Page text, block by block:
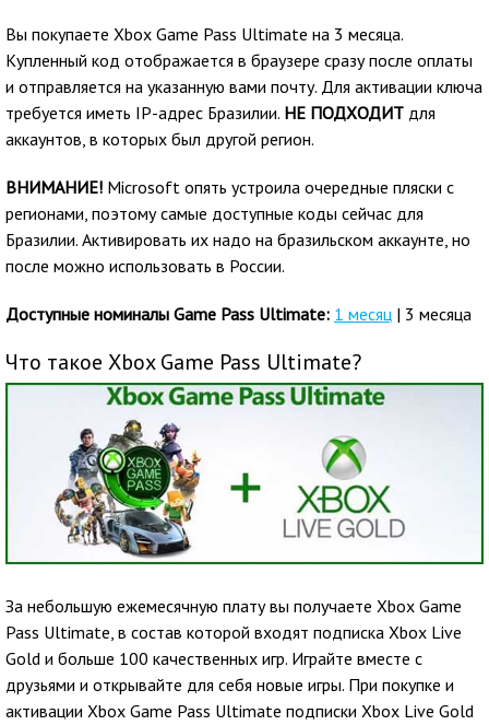
Вы покупаете Xbox Game Pass Ultimate на 3 месяца.
Купленный код отображается в браузере сразу после оплаты
и отправляется на указанную вами почту. Для активации ключа
требуется иметь IP-адрес Бразилии. НЕ ПОДХОДИТ для
аккаунтов, в которых был другой регион.
ВНИМАНИЕ! Microsoft опять устроила очередные пляски с
регионами, поэтому самые доступные коды сейчас для
Бразилии. Активировать их надо на бразильском аккаунте, но
после можно использовать в России.
Доступные номиналы Game Pass Ultimate: 1 месяц | 3 месяца
Что такое Xbox Game Pass Ultimate?
За небольшую ежемесячную плату вы получаете Xbox Game
Pass Ultimate, в состав которой входят подписка Xbox Live
Gold и больше 100 качественных игр. Играйте вместе с
друзьями и открывайте для себя новые игры. При покупке и
активации Xbox Game Pass Ultimate подписки Xbox Live Gold